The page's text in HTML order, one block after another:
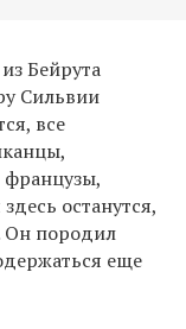
Бейрута
Сильвии
все
французы,
останутся,
Он породил
еще